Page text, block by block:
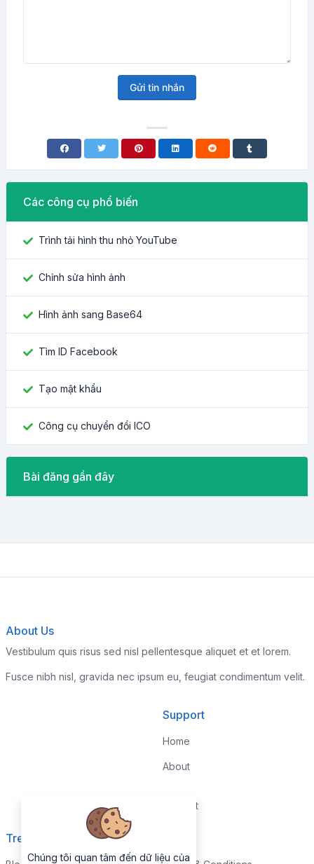
Gửi tin nhắn
Các công cụ phổ biến
Trình tải hình thu nhỏ YouTube
Chỉnh sửa hình ảnh
Hình ảnh sang Base64
Tìm ID Facebook
Tạo mật khẩu
Công cụ chuyển đổi ICO
Bài đăng gần đây
About Us
Vestibulum quis risus sed nisl pellentesque aliquet et et lorem.
Fusce nibh nisl, gravida nec ipsum eu, feugiat condimentum velit.
Support
Home
About
Contact
Trending
Chúng tôi quan tâm đến dữ liệu của